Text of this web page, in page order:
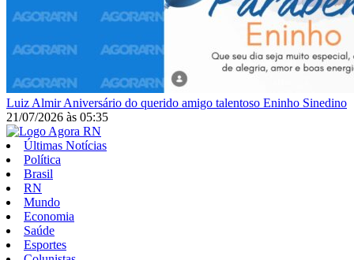
Luiz AlmirAniversário do querido amigo talentoso Eninho Sinedino
21/07/2026 às 05:35
Últimas Notícias
Política
Brasil
RN
Mundo
Economia
Saúde
Esportes